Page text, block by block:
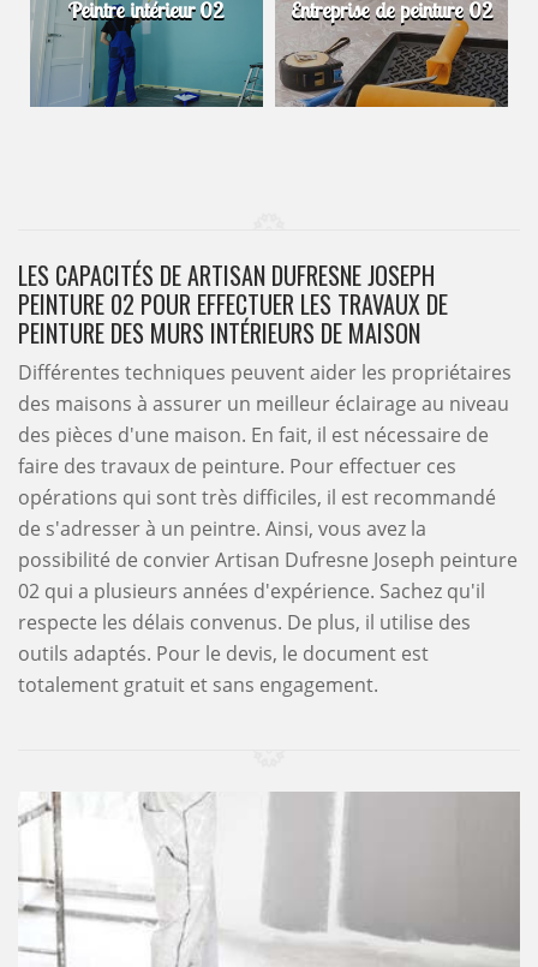
Peintre intérieur 02 Entreprise de peinture 02
LES CAPACITÉS DE ARTISAN DUFRESNE JOSEPH
PEINTURE 02 POUR EFFECTUER LES TRAVAUX DE
PEINTURE DES MURS INTÉRIEURS DE MAISON
Différentes techniques peuvent aider les propriétaires
des maisons à assurer un meilleur éclairage au niveau
des pièces d'une maison. En fait, il est nécessaire de
faire des travaux de peinture. Pour effectuer ces
opérations qui sont très difficiles, il est recommandé
de s'adresser à un peintre. Ainsi, vous avez la
possibilité de convier Artisan Dufresne Joseph peinture
02 qui a plusieurs années d'expérience. Sachez qu'il
respecte les délais convenus. De plus, il utilise des
outils adaptés. Pour le devis, le document est
totalement gratuit et sans engagement.